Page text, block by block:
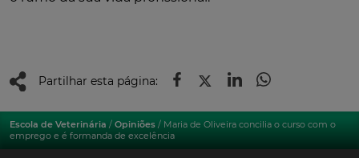
Partilhar esta página:
Escola de Veterinária / Opiniões / Maria de Oliveira concilia o curso com o
emprego e é formanda de excelência